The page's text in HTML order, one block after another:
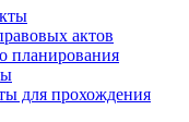
актов
планирования
для прохождения